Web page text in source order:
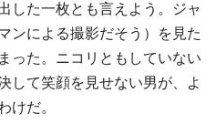
した一枚とも言えよう。ジャ
ンによる撮影だそう）を見た
った。ニコリともしていない
して笑顔を見せない男が、よ
けだ。